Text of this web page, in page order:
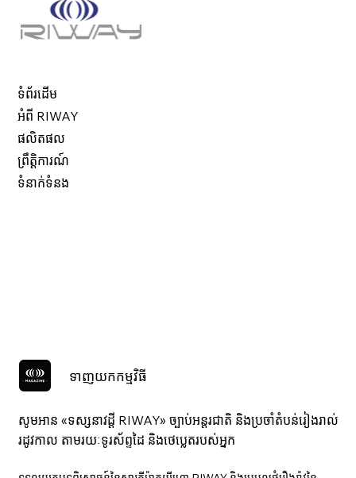
ទំព័រដើម
អំពី RIWAY
ផលិតផល
ព្រឹត្តិការណ៍
ទំនាក់ទំនង
ទាញយកកម្មវិធី
សូមអាន «ទស្សនាវ​ដ្ដី RIWAY» ច្បាប់អន្តរជាតិ និងប្រចាំតំបន់រៀងរាល់
រដូវកាល តាមរយៈទូរស័ព្ទដៃ និងថេប្លេតរបស់អ្នក